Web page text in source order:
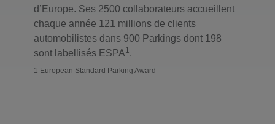
d’Europe. Ses 2500 collaborateurs accueillent
chaque année 121 millions de clients
automobilistes dans 900 Parkings dont 198
sont labellisés ESPA1 .
1 European Standard Parking Award